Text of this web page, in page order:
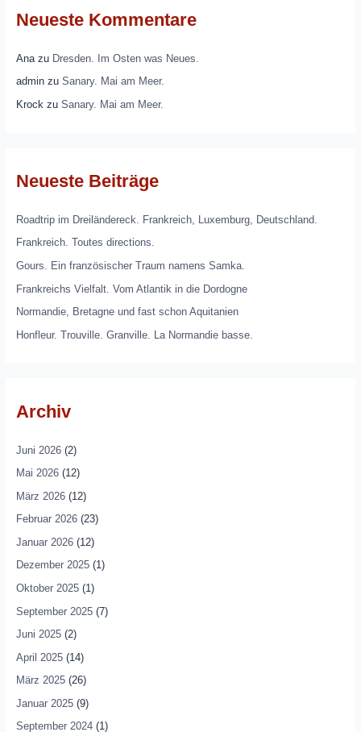
Neueste Kommentare
Anazu Dresden. Im Osten was Neues.
adminzu Sanary. Mai am Meer.
Krockzu Sanary. Mai am Meer.
Neueste Beiträge
Roadtrip im Dreiländereck. Frankreich, Luxemburg, Deutschland.
Frankreich. Toutes directions.
Gours. Ein französischer Traum namens Samka.
Frankreichs Vielfalt. Vom Atlantik in die Dordogne
Normandie, Bretagne und fast schon Aquitanien
Honfleur. Trouville. Granville. La Normandie basse.
Archiv
Juni 2026(2)
Mai 2026(12)
März 2026(12)
Februar 2026(23)
Januar 2026(12)
Dezember 2025(1)
Oktober 2025(1)
September 2025(7)
Juni 2025(2)
April 2025(14)
März 2025(26)
Januar 2025(9)
September 2024(1)